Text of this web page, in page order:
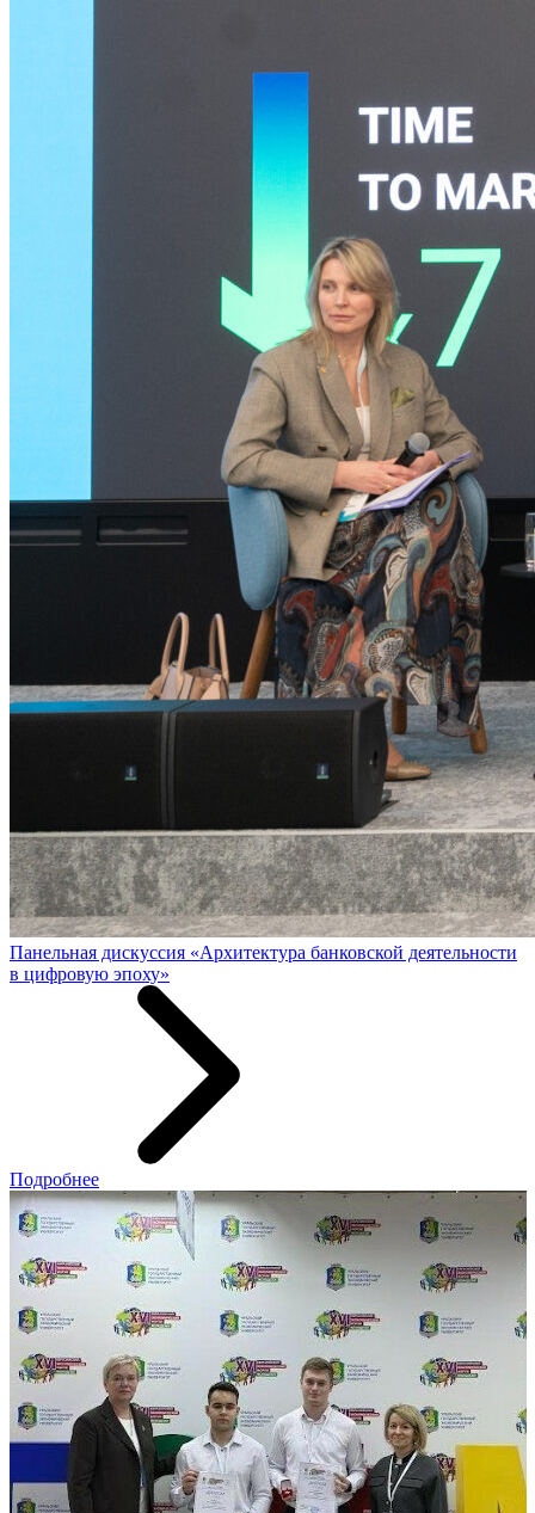
Панельная дискуссия «Архитектура банковской деятельности
в цифровую эпоху»
Подробнее